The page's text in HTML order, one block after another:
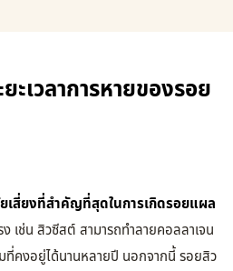
เวลาการหายของรอย
เสี่ยงที่สำคัญที่สุดในการเกิดรอยแผล
เช่น สิวซีสต์ สามารถทำลายคอลลาเจน
ที่คงอยู่ได้นานหลายปี นอกจากนี้ รอยสิว